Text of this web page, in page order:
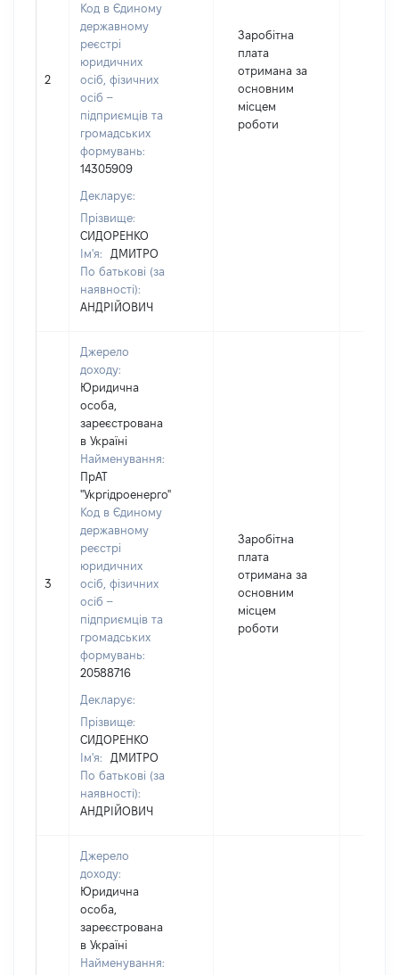
2
Код в Єдиному
державному
реєстрі
юридичних
осіб, фізичних
осіб –
підприємців та
громадських
формувань:
14305909
Декларує:
Прізвище:
СИДОРЕНКО
Ім'я:
ДМИТРО
По батькові (за
наявності):
АНДРІЙОВИЧ
Заробітна
плата
отримана за
основним
місцем
роботи
3
Джерело
доходу:
Юридична
особа,
зареєстрована
в Україні
Найменування:
ПрАТ
"Укргідроенерго"
Код в Єдиному
державному
реєстрі
юридичних
осіб, фізичних
осіб –
підприємців та
громадських
формувань:
20588716
Декларує:
Прізвище:
СИДОРЕНКО
Ім'я:
ДМИТРО
По батькові (за
наявності):
АНДРІЙОВИЧ
Заробітна
плата
отримана за
основним
місцем
роботи
Джерело
доходу:
Юридична
особа,
зареєстрована
в Україні
Найменування: